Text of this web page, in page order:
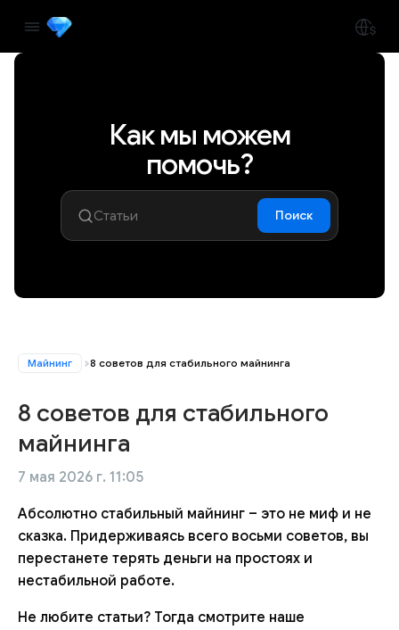
Как мы можем
помочь?
Поиск
Майнинг 8 советов для стабильного майнинга
8 советов для стабильного
майнинга
7 мая 2026 г. 11:05
Абсолютно стабильный майнинг – это не миф и не
сказка. Придерживаясь всего восьми советов, вы
перестанете терять деньги на простоях и
нестабильной работе.
Не любите статьи? Тогда смотрите наше